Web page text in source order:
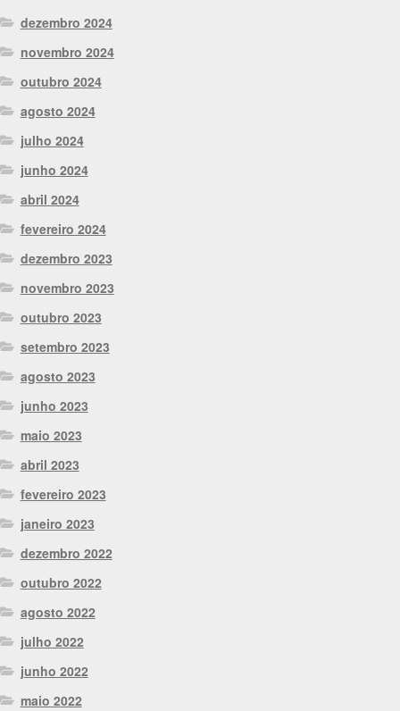
dezembro 2024
novembro 2024
outubro 2024
agosto 2024
julho 2024
junho 2024
abril 2024
fevereiro 2024
dezembro 2023
novembro 2023
outubro 2023
setembro 2023
agosto 2023
junho 2023
maio 2023
abril 2023
fevereiro 2023
janeiro 2023
dezembro 2022
outubro 2022
agosto 2022
julho 2022
junho 2022
maio 2022